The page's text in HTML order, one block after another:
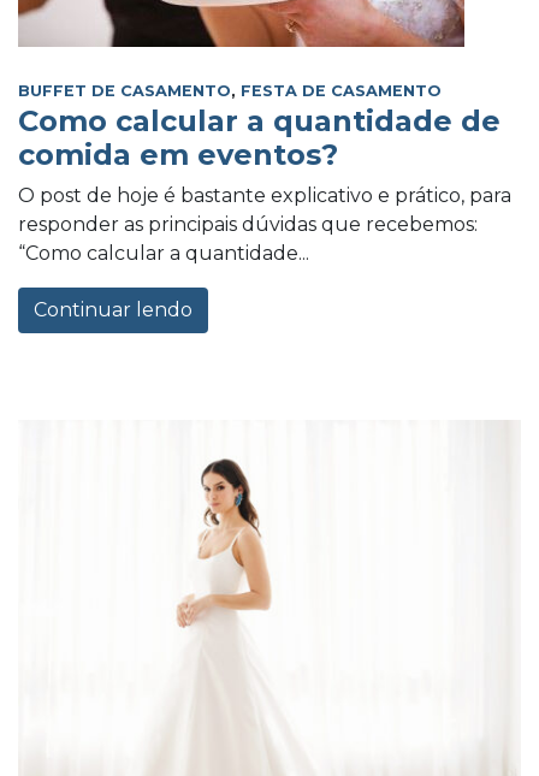
BUFFET DE CASAMENTO, FESTA DE CASAMENTO
Como calcular a quantidade de
comida em eventos?
O post de hoje é bastante explicativo e prático, para
responder as principais dúvidas que recebemos:
“Como calcular a quantidade...
Continuar lendo